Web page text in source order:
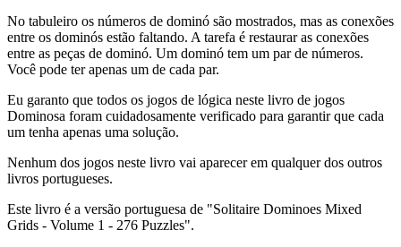
No tabuleiro os números de dominó são mostrados, mas as conexões
entre os dominós estão faltando. A tarefa é restaurar as conexões
entre as peças de dominó. Um dominó tem um par de números.
Você pode ter apenas um de cada par.
Eu garanto que todos os jogos de lógica neste livro de jogos
Dominosa foram cuidadosamente verificado para garantir que cada
um tenha apenas uma solução.
Nenhum dos jogos neste livro vai aparecer em qualquer dos outros
livros portugueses.
Este livro é a versão portuguesa de "Solitaire Dominoes Mixed
Grids - Volume 1 - 276 Puzzles".